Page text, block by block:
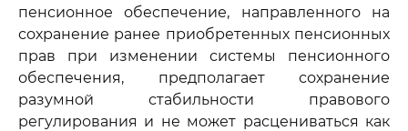
пенсионное обеспечение, направленного на
сохранение ранее приобретенных пенсионных
прав при изменении системы пенсионного
обеспечения, предполагает сохранение
разумной стабильности правового
регулирования и не может расцениваться как